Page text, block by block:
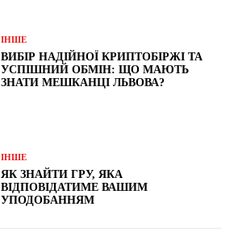
ІНШЕ
ВИБІР НАДІЙНОЇ КРИПТОБІРЖІ ТА
УСПІШНИЙ ОБМІН: ЩО МАЮТЬ
ЗНАТИ МЕШКАНЦІ ЛЬВОВА?
ІНШЕ
ЯК ЗНАЙТИ ГРУ, ЯКА
ВІДПОВІДАТИМЕ ВАШИМ
УПОДОБАННЯМ